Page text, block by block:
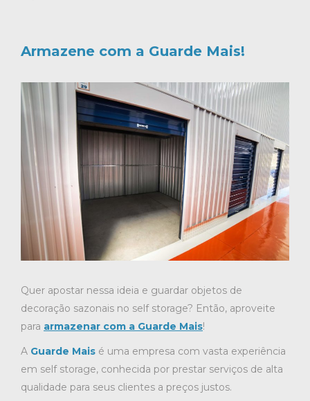
Armazene com a Guarde Mais!
Quer apostar nessa ideia e guardar objetos de
decoração sazonais no self storage? Então, aproveite
para armazenar com a Guarde Mais!
A Guarde Mais é uma empresa com vasta experiência
em self storage, conhecida por prestar serviços de alta
qualidade para seus clientes a preços justos.